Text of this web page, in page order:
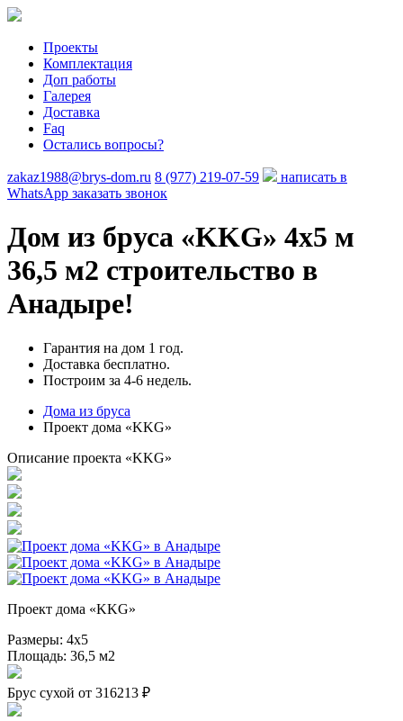
Проекты
Комплектация
Доп работы
Галерея
Доставка
Faq
Остались вопросы?
zakaz1988@brys-dom.ru 8 (977) 219-07-59
написать в
WhatsApp заказать звонок
Дом из бруса «KKG» 4х5 м
36,5 м2 строительство в
Анадыре!
Гарантия на дом 1 год.
Доставка бесплатно.
Построим за 4-6 недель.
Дома из бруса
Проект дома «KKG»
Описание проекта «KKG»
Проект дома «KKG»
Размеры: 4х5
Площадь: 36,5 м2
Брус сухой от 316213 ₽